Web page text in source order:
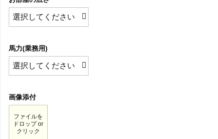
馬力(業務用)
画像添付
ファイルを
ドロップ or
クリック